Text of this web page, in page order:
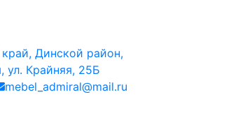
Динской район,
ул. Крайняя, 25Б
mebel_admiral@mail.ru